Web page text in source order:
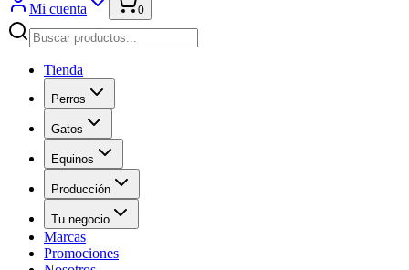
Mi cuenta 0
Tienda
Perros
Gatos
Equinos
Producción
Tu negocio
Marcas
Promociones